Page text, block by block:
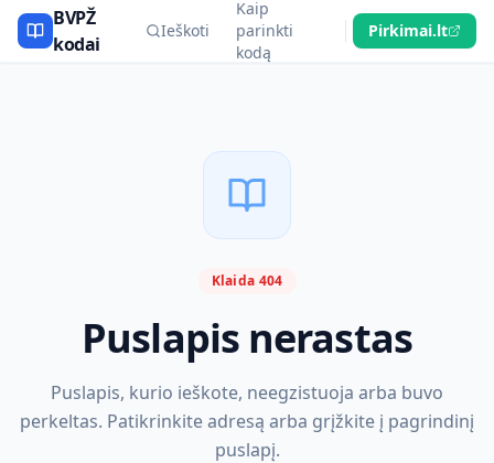
BVPŽ
kodai
Ieškoti
Kaip
parinkti
kodą
Pirkimai.lt
Klaida 404
Puslapis nerastas
Puslapis, kurio ieškote, neegzistuoja arba buvo
perkeltas. Patikrinkite adresą arba grįžkite į pagrindinį
puslapį.